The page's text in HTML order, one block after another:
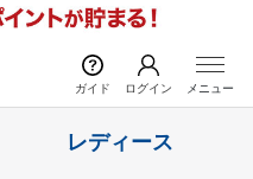
ガイド ログイン メニュー
レディース